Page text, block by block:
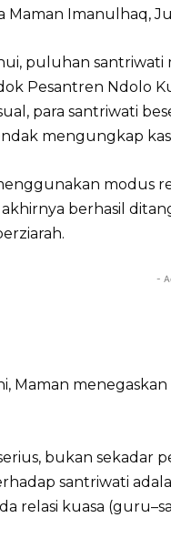
Maman Imanulhaq,
puluhan
Pesantren Ndolo
para santriwati
mengungkap
modus
berhasil
-
Maman
bukan sekadar
santriwati
relasi kuasa